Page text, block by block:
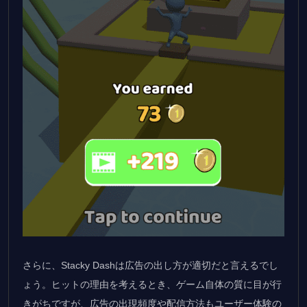
さらに、Stacky Dashは広告の出し方が適切だと言えるでし
ょう。ヒットの理由を考えるとき、ゲーム自体の質に目が行
きがちですが、広告の出現頻度や配信方法もユーザー体験の